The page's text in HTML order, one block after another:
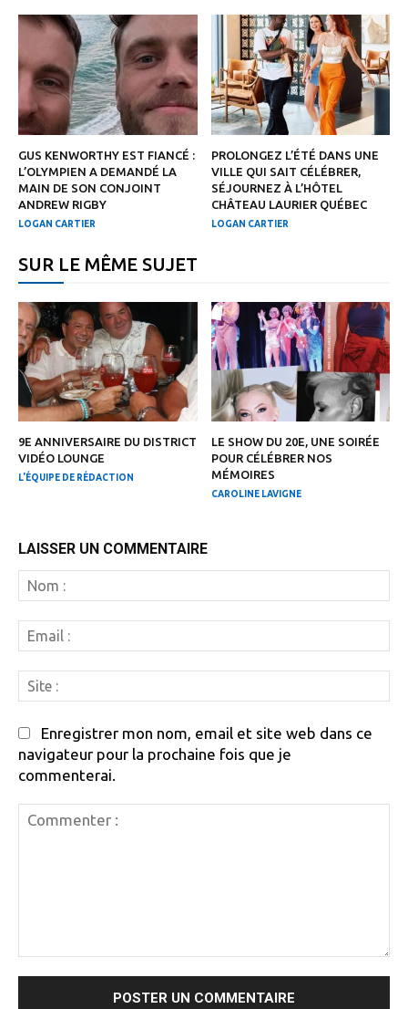
GUS KENWORTHY EST FIANCÉ :
L’OLYMPIEN A DEMANDÉ LA
MAIN DE SON CONJOINT
ANDREW RIGBY
LOGAN CARTIER
PROLONGEZ L’ÉTÉ DANS UNE
VILLE QUI SAIT CÉLÉBRER,
SÉJOURNEZ À L’HÔTEL
CHÂTEAU LAURIER QUÉBEC
LOGAN CARTIER
SUR LE MÊME SUJET
9E ANNIVERSAIRE DU DISTRICT
VIDÉO LOUNGE
L'ÉQUIPE DE RÉDACTION
LE SHOW DU 20E, UNE SOIRÉE
POUR CÉLÉBRER NOS
MÉMOIRES
CAROLINE LAVIGNE
LAISSER UN COMMENTAIRE
:
:
:
Enregistrer mon nom, email et site web dans ce
navigateur pour la prochaine fois que je
commenterai.